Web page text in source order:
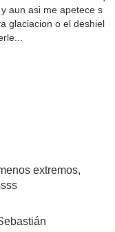
aun asi me apetece s
glaciacion o el deshiel
extremos,